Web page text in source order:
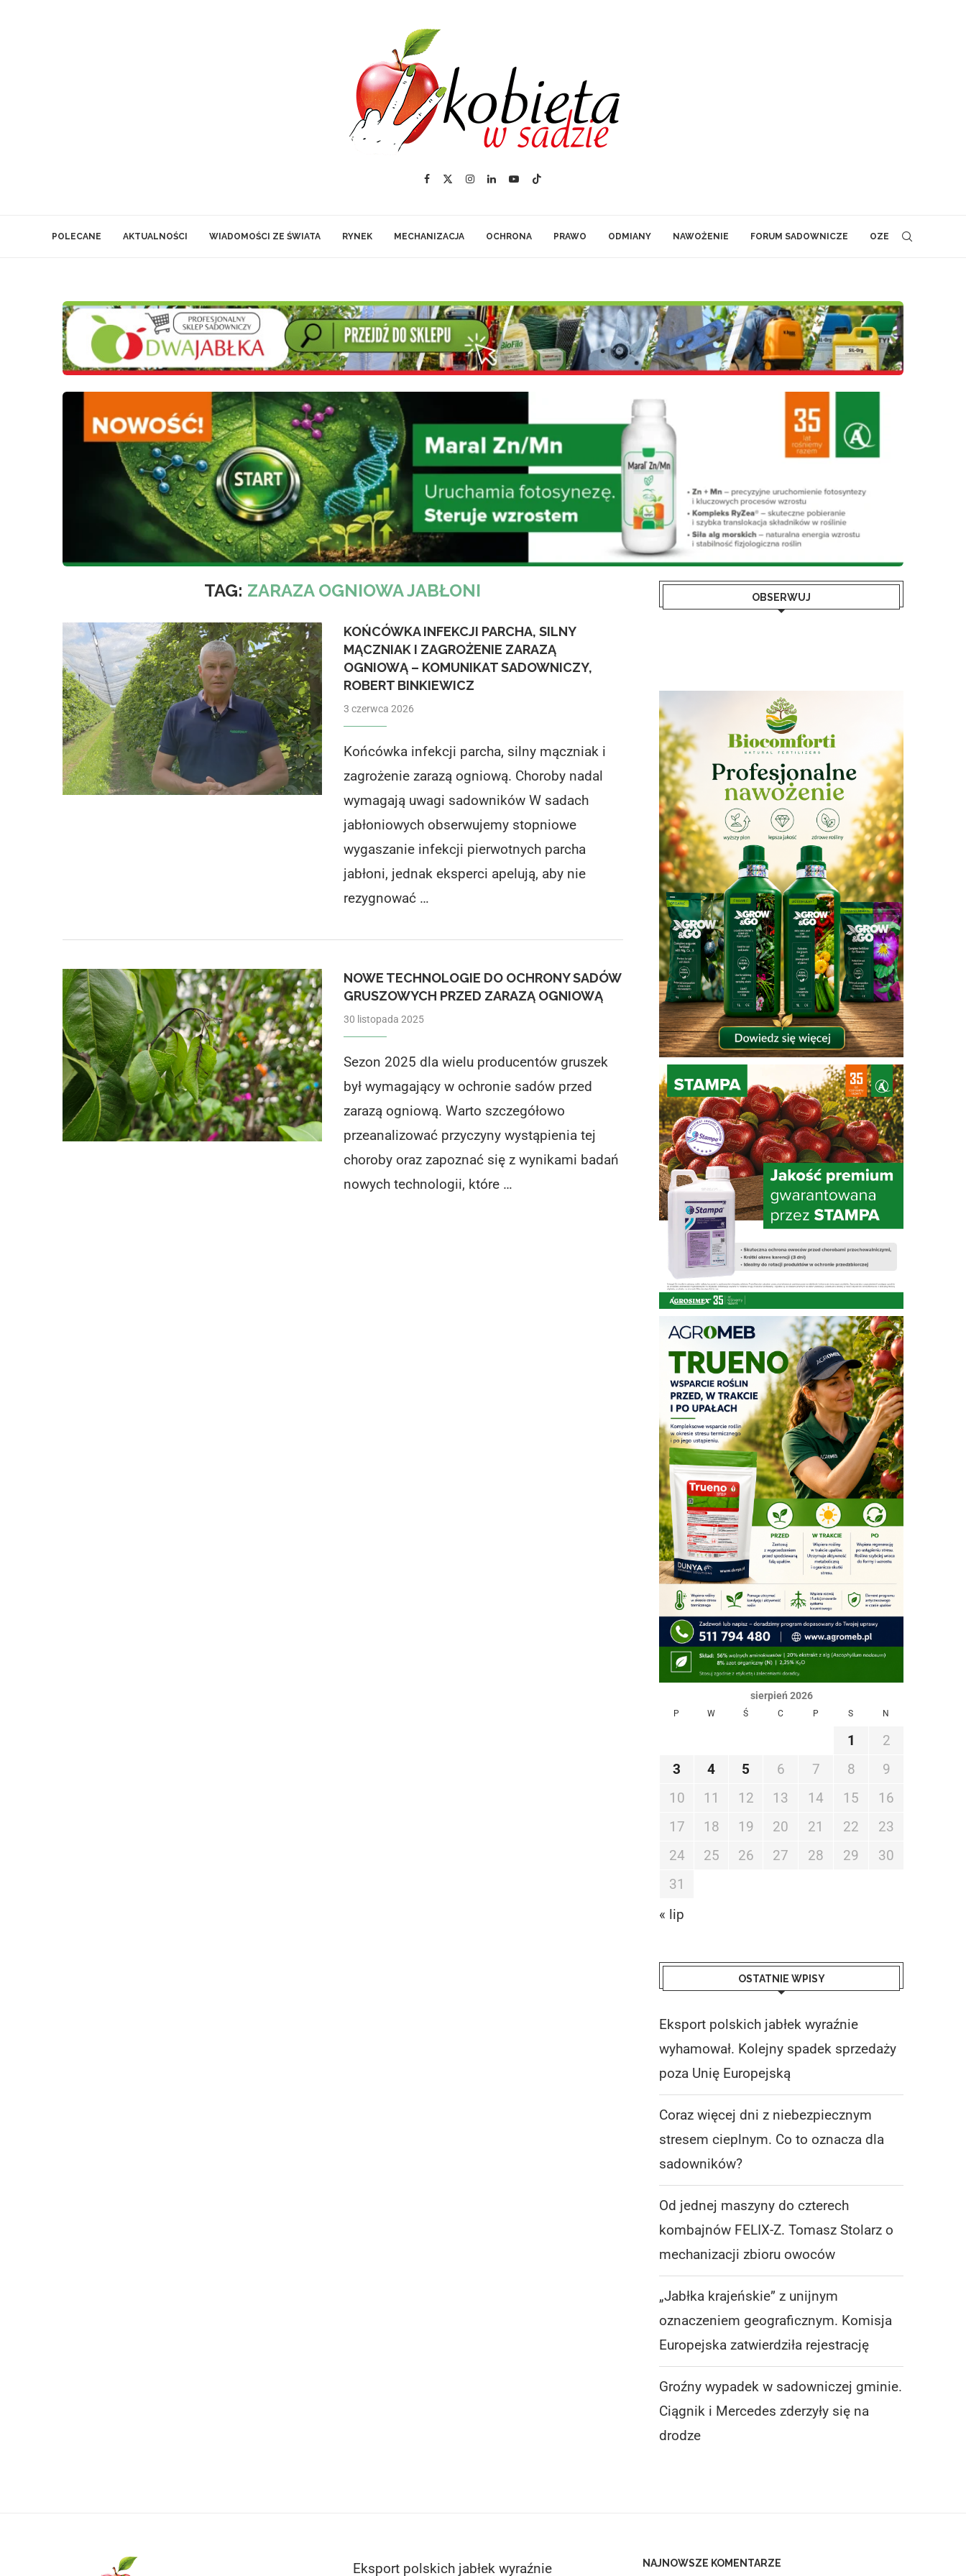
POLECANE AKTUALNOŚCI WIADOMOŚCI ZE ŚWIATA RYNEK MECHANIZACJA OCHRONA PRAWO ODMIANY NAWOŻENIE FORUM SADOWNICZE OZE
TAG: ZARAZA OGNIOWA JABŁONI
KOŃCÓWKA INFEKCJI PARCHA, SILNY
MĄCZNIAK I ZAGROŻENIE ZARAZĄ
OGNIOWĄ – KOMUNIKAT SADOWNICZY,
ROBERT BINKIEWICZ
3 czerwca 2026
Końcówka infekcji parcha, silny mączniak i
zagrożenie zarazą ogniową. Choroby nadal
wymagają uwagi sadowników W sadach
jabłoniowych obserwujemy stopniowe
wygaszanie infekcji pierwotnych parcha
jabłoni, jednak eksperci apelują, aby nie
rezygnować …
NOWE TECHNOLOGIE DO OCHRONY SADÓW
GRUSZOWYCH PRZED ZARAZĄ OGNIOWĄ
30 listopada 2025
Sezon 2025 dla wielu producentów gruszek
był wymagający w ochronie sadów przed
zarazą ogniową. Warto szczegółowo
przeanalizować przyczyny wystąpienia tej
choroby oraz zapoznać się z wynikami badań
nowych technologii, które …
OBSERWUJ
sierpień 2026
P W Ś C P S N
1
2
3
4 5 6 7 8
9
10
11 12 13 14 15
16
17
18 19 20 21 22
23
24
25 26 27 28 29
30
31
« lip
OSTATNIE WPISY
Eksport polskich jabłek wyraźnie
wyhamował. Kolejny spadek sprzedaży
poza Unię Europejską
Coraz więcej dni z niebezpiecznym
stresem cieplnym. Co to oznacza dla
sadowników?
Od jednej maszyny do czterech
kombajnów FELIX-Z. Tomasz Stolarz o
mechanizacji zbioru owoców
„Jabłka krajeńskie” z unijnym
oznaczeniem geograficznym. Komisja
Europejska zatwierdziła rejestrację
Groźny wypadek w sadowniczej gminie.
Ciągnik i Mercedes zderzyły się na
drodze
Eksport polskich jabłek wyraźnie NAJNOWSZE KOMENTARZE